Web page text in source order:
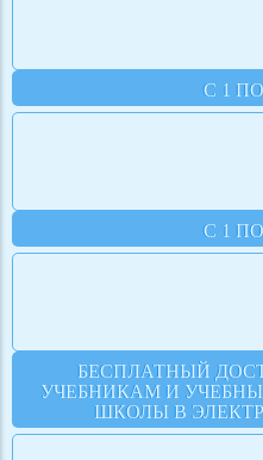
С 1
С 1
БЕСПЛАТНЫЙ
УЧЕБНИКАМ И
ШКОЛЫ В